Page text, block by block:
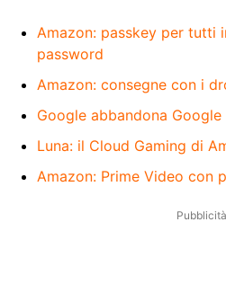
Amazon: passkey per tutti
password
Amazon: consegne con i
Google abbandona
Luna: il Cloud Gaming di
Amazon: Prime Video con
Pubblicità